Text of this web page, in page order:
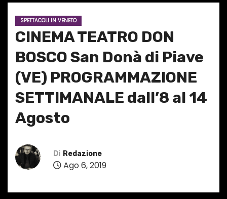
SPETTACOLI IN VENETO
CINEMA TEATRO DON
BOSCO San Donà di Piave
(VE) PROGRAMMAZIONE
SETTIMANALE dall’8 al 14
Agosto
Di Redazione
Ago 6, 2019